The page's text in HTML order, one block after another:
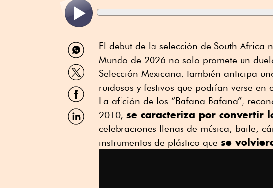
Compartir
por
WhatsApp
Compartir
por
Twitter
Compartir
por
Facebook
Compartir
por
El debut de la selección de South Africa
Mundo de 2026 no solo promete un
Selección Mexicana, también anticipa
ruidosos y festivos que podrían verse en
La afición de los “Bafana Bafana”,
2010, se caracteriza por convertir
celebraciones llenas de música, baile,
instrumentos de plástico que se